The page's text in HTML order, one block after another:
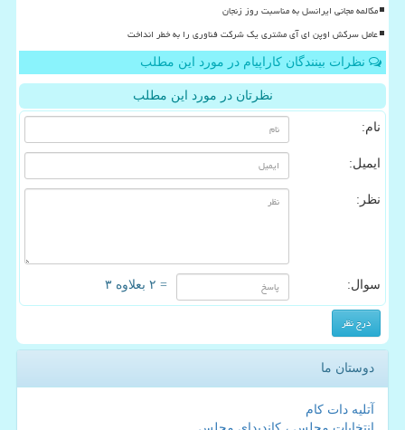
مکالمه مجانی ایرانسل به مناسبت روز زنجان
عامل سرکش اوپن ای آی مشتری یک شرکت فناوری را به خطر انداخت
نظرات بینندگان کاراپیام در مورد این مطلب
نظرتان در مورد این مطلب
نام:
ایمیل:
نظر:
سوال: = ۲ بعلاوه ۳
دوستان ما
آتلیه دات کام